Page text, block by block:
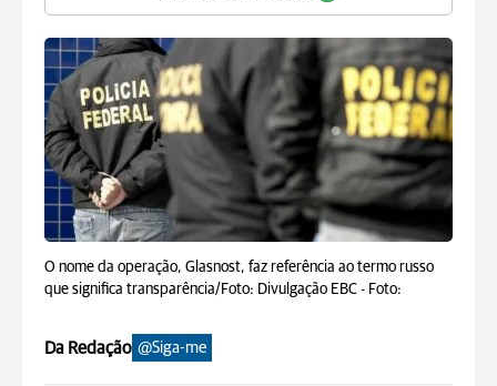
O nome da operação, Glasnost, faz referência ao termo russo
que significa transparência/Foto: Divulgação EBC - Foto:
Da Redação @Siga-me